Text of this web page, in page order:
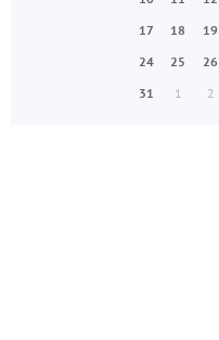
17
18 19
24
25 26
31
1 2